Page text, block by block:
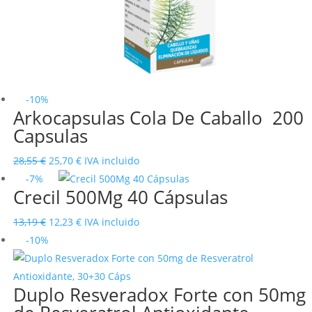
-10%
Arkocapsulas Cola De Caballo 200
Capsulas
28,55€ El
precio
original
25,70 €El
precio
actual
IVA incluido
-7%
Crecil 500Mg 40 Cápsulas
13,19€ El
original
era:
13,19 €.
12,23 €El
actual
es:
12,23 €.
IVA incluido
-10%
Duplo Resveradox Forte con 50mg